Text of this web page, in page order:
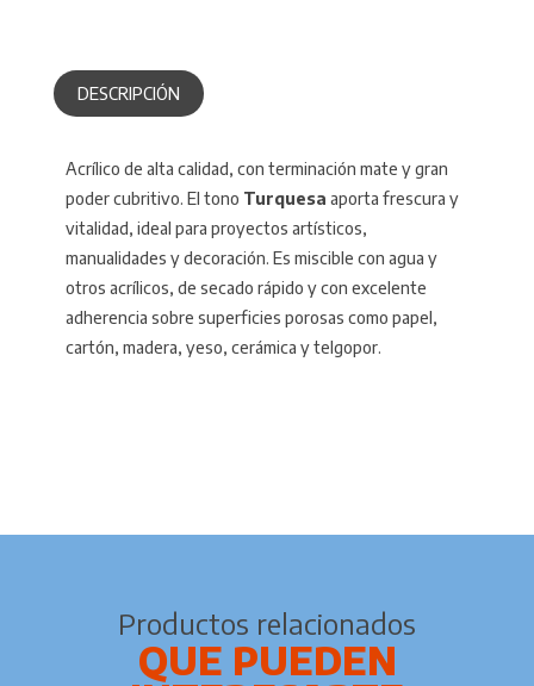
DESCRIPCIÓN
Acrílico de alta calidad, con terminación mate y gran
poder cubritivo. El tono Turquesa aporta frescura y
vitalidad, ideal para proyectos artísticos,
manualidades y decoración. Es miscible con agua y
otros acrílicos, de secado rápido y con excelente
adherencia sobre superficies porosas como papel,
cartón, madera, yeso, cerámica y telgopor.
Productos relacionados